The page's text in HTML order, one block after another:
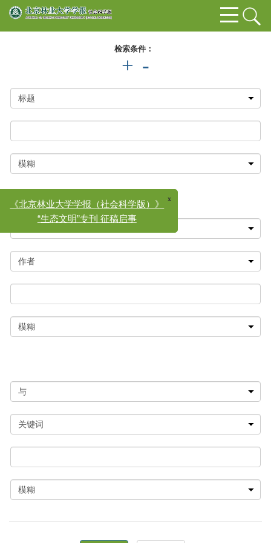
检索条件：
+ -
《北京林业大学学报（社会科学版）》
“生态文明”专刊 征稿启事